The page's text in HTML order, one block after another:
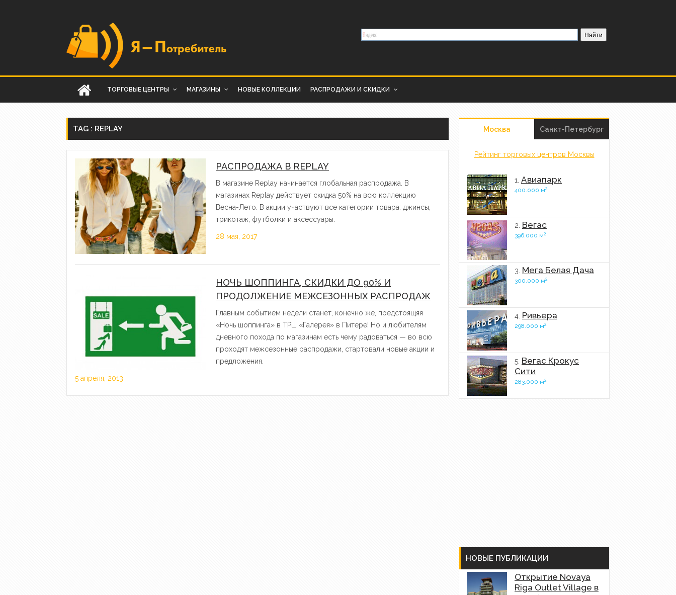
ТОРГОВЫЕ ЦЕНТРЫ МАГАЗИНЫ НОВЫЕ КОЛЛЕКЦИИ РАСПРОДАЖИ И СКИДКИ
TAG : REPLAY
РАСПРОДАЖА В REPLAY
В магазине Replay начинается глобальная распродажа. В
магазинах Replay действует скидка 50% на всю коллекцию
Весна-Лето. В акции участвуют все категории товара: джинсы,
трикотаж, футболки и аксессуары.
28 мая, 2017
НОЧЬ ШОППИНГА, СКИДКИ ДО 90% И
ПРОДОЛЖЕНИЕ МЕЖСЕЗОННЫХ РАСПРОДАЖ
Главным событием недели станет, конечно же, предстоящяя
«Ночь шоппинга» в ТРЦ «Галерея» в Питере! Но и любителям
дневного похода по магазинам есть чему радоваться — во всю
проходят межсезонные распродажи, стартовали новые акции и
предложения.
5 апреля, 2013
Москва Санкт-Петербург
Рейтинг торговых центров Москвы
1. Авиапарк
400.000 м2
2. Вегас
396.000 м2
3. Мега Белая Дача
300.000 м2
4. Ривьера
298.000 м2
5. Вегас Крокус
Сити
283.000 м2
НОВЫЕ ПУБЛИКАЦИИ
Открытие Novaya
Riga Outlet Village в